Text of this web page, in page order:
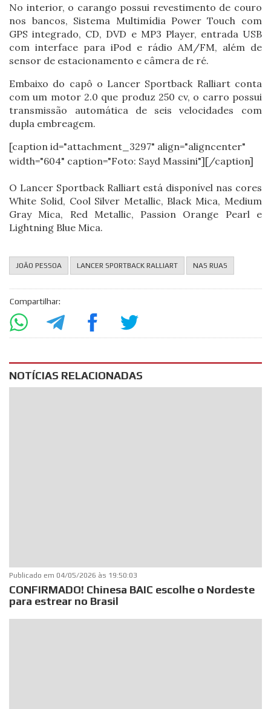
No interior, o carango possui revestimento de couro
nos bancos, Sistema Multimídia Power Touch com
GPS integrado, CD, DVD e MP3 Player, entrada USB
com interface para iPod e rádio AM/FM, além de
sensor de estacionamento e câmera de ré.
Embaixo do capô o Lancer Sportback Ralliart conta
com um motor 2.0 que produz 250 cv, o carro possui
transmissão automática de seis velocidades com
dupla embreagem.
[caption id="attachment_3297" align="aligncenter"
width="604" caption="Foto: Sayd Massini"][/caption]
O Lancer Sportback Ralliart está disponível nas cores
White Solid, Cool Silver Metallic, Black Mica, Medium
Gray Mica, Red Metallic, Passion Orange Pearl e
Lightning Blue Mica.
JOÃO PESSOA LANCER SPORTBACK RALLIART NAS RUAS
Compartilhar:
NOTÍCIAS RELACIONADAS
Publicado em 04/05/2026 às 19:50:03
CONFIRMADO! Chinesa BAIC escolhe o Nordeste
para estrear no Brasil